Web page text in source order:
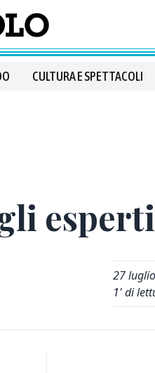
CULTURA E SPETTACOLI
27
1' di